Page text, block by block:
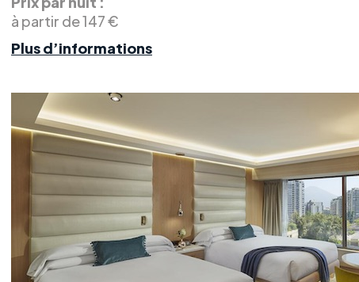
à partir de 147 €
Plus d’informations